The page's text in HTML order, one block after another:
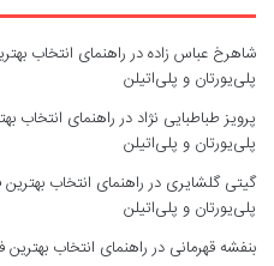
شاهرخ عباس زادهدر
پلی‌یورتان و پلی‌اتیلن
پرویز طباطبایی نژاد در
پلی‌یورتان و پلی‌اتیلن
گیتی گلشایری در
پلی‌یورتان و پلی‌اتیلن
بنفشه قهرمانی در